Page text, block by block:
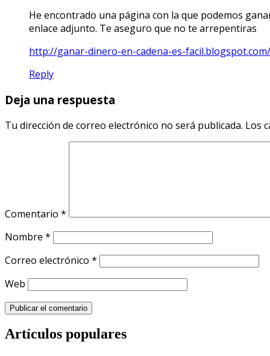
He encontrado una página con la que podemos
enlace adjunto. Te aseguro que no te arrepentiras
http://ganar-dinero-en-cadena-es-facil.blogspot.com/
Reply
Deja una respuesta
Tu dirección de correo electrónico no será publicada. Los
Comentario *
Nombre *
Correo electrónico *
Web
Artículos populares